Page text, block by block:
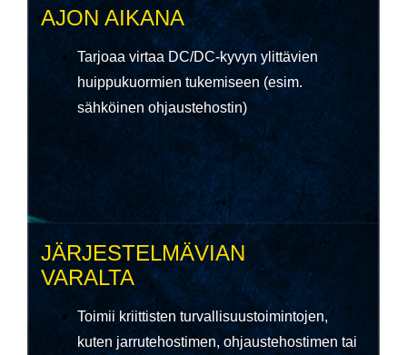
AJON AIKANA
Tarjoaa virtaa DC/DC-kyvyn ylittävien
huippukuormien tukemiseen (esim.
sähköinen ohjaustehostin)
JÄRJESTELMÄVIAN
VARALTA
Toimii kriittisten turvallisuustoimintojen,
kuten jarrutehostimen, ohjaustehostimen tai